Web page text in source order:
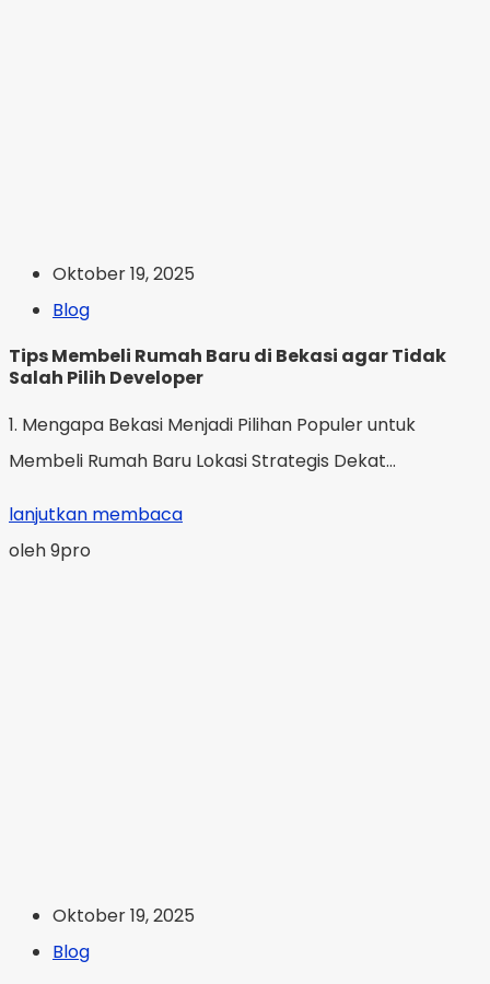
Oktober 19, 2025
Blog
Tips Membeli Rumah Baru di Bekasi agar Tidak
Salah Pilih Developer
1. Mengapa Bekasi Menjadi Pilihan Populer untuk
Membeli Rumah Baru Lokasi Strategis Dekat...
lanjutkan membaca
oleh 9pro
Oktober 19, 2025
Blog